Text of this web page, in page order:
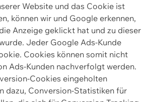
Website und das Cookie ist
können wir und Google erkennen,
Anzeige geklickt hat und zu dieser
Jeder Google Ads-Kunde
Cookies können somit nicht
Ads-Kunden nachverfolgt werden.
Cookies eingeholten
dazu, Conversion-Statistiken für